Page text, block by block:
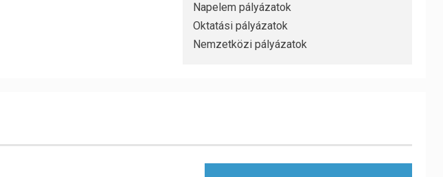
Napelem pályázatok
Oktatási pályázatok
Nemzetközi pályázatok